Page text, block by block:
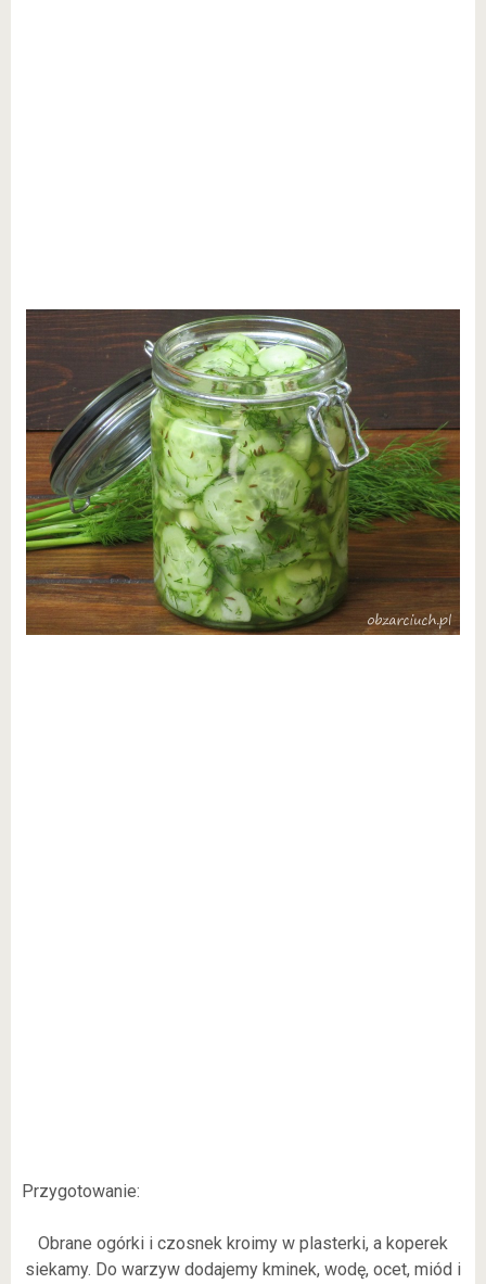
Przygotowanie:
Obrane ogórki i czosnek kroimy w plasterki, a koperek
siekamy. Do warzyw dodajemy kminek, wodę, ocet, miód i